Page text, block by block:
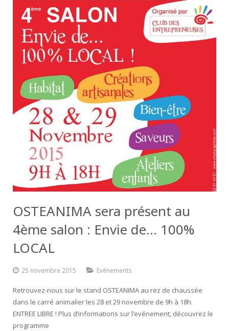
OSTEANIMA sera présent au
4ème salon : Envie de… 100%
LOCAL
25 novembre 2015 Evénements
Retrouvez-nous sur le stand OSTEANIMA au rez de chaussée
dans le carré animalier les 28 et 29 novembre de 9h à 18h.
ENTREE LIBRE ! Plus d’informations sur l’evénement, découvrez le
programme